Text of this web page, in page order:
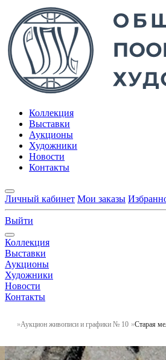
Коллекция
Выставки
Аукционы
Художники
Новости
Контакты
Личный кабинет Мои заказы
Выйти
Коллекция
Выставки
Аукционы
Художники
Новости
Контакты
Аукцион живописи и графики № 10 Старая